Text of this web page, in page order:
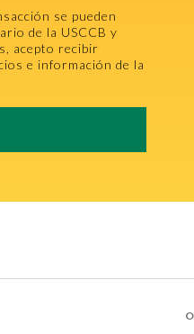
se pueden
de la USCCB y
acepto recibir
e información de la